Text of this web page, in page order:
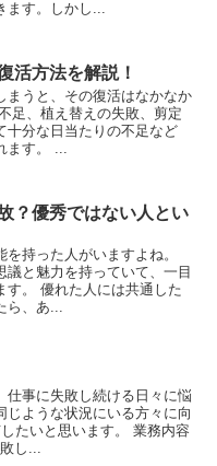
ます。しかし...
活方法を解説！
まうと、その復活はなかなか
足、植え替えの失敗、剪定
十分な日当たりの不足など
ます。 ...
？優秀ではない人とい
持った人がいますよね。
と魅力を持っていて、一目
す。 優れた人には共通した
ら、あ...
仕事に失敗し続ける日々に悩
じような状況にいる方々に向
たいと思います。 業務内容
し...